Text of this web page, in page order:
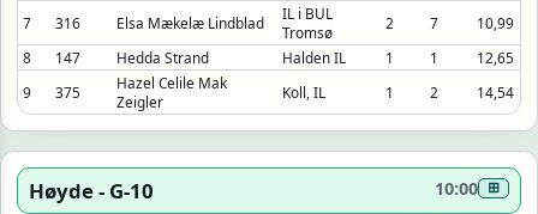
7 316 Elsa Mækelæ Lindblad
IL i BUL
Tromsø
2 7
10,99
8
147 Hedda Strand Halden IL 1 1
12,65
9
375
Hazel Celile Mak
Zeigler
Koll, IL 1 2 14,54
Høyde - G-10 10:00 ⊞